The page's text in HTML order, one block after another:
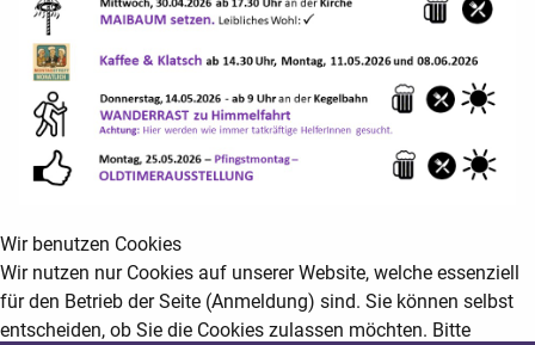
Wir benutzen Cookies
Wir nutzen nur Cookies auf unserer Website, welche essenziell
für den Betrieb der Seite (Anmeldung) sind. Sie können selbst
entscheiden, ob Sie die Cookies zulassen möchten. Bitte